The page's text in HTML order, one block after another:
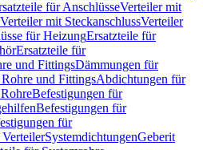
für AnschlüsseVerteiler mit
mit SteckanschlussVerteiler
für HeizungErsatzteile für
Ersatzteile für
und FittingsDämmungen für
und FittingsAbdichtungen für
Befestigungen für
Befestigungen für
für
SystemdichtungenGeberit